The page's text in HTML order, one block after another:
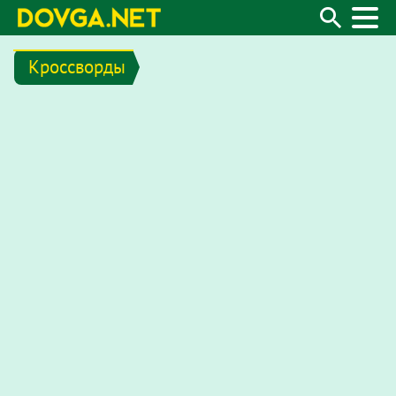
Кроссворды